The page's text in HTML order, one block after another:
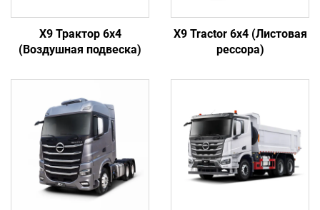
X9 Трактор 6x4
(Воздушная подвеска)
X9 Tractor 6x4 (Листовая
рессора)